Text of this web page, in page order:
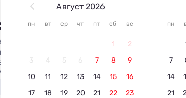
Август 2026
пн вт ср чт пт сб вс
1
2
3
4 5 6 7 8
9
10
11 12 13 14 15
16
17
18 19 20 21 22
23
пн
7
14
21
в Джубге
жилья из 15
и гостиницах Джубги с питанием: цены
Гостиницы и отели с питанием в Джубге -
в номере и общей кухней.